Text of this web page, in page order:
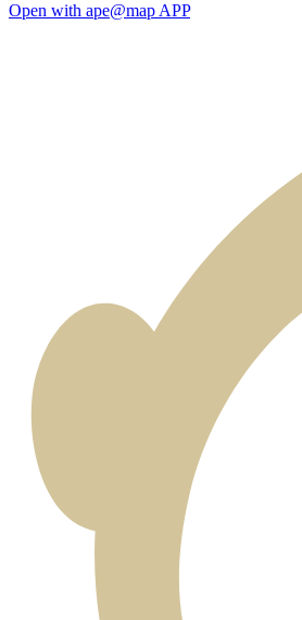
Open with ape@map APP